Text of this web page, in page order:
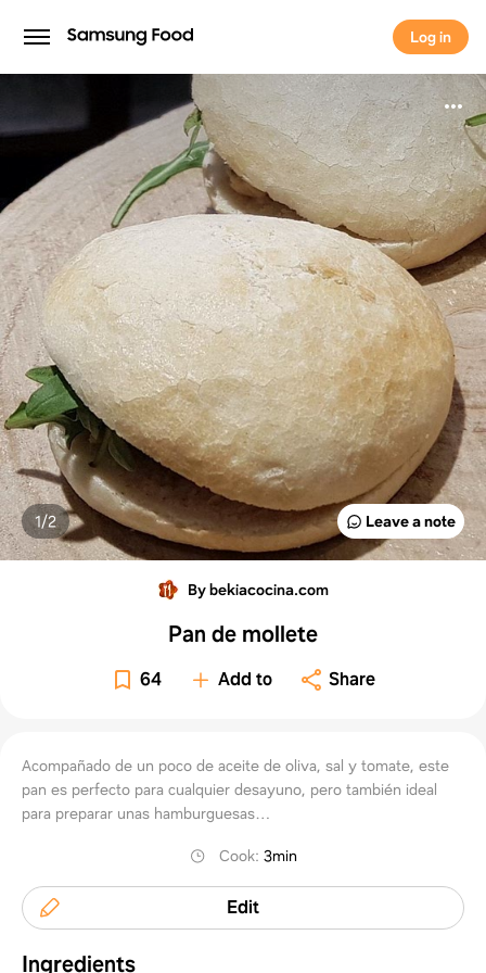
Log in
Log in
Leave a note
1/2
By bekiacocina.com
Pan de mollete
64 Add to Share
Acompañado de un poco de aceite de oliva, sal y tomate, este
pan es perfecto para cualquier desayuno, pero también ideal
para preparar unas hamburguesas…
Cook: 3min
Edit
Ingredients